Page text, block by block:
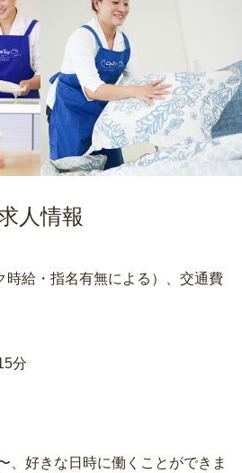
人情報
時給・指名有無による）、交通費
分
、好きな日時に働くことができま